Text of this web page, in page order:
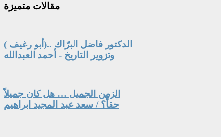
مقالات متميزة
الدكتور فاضل البرّاك ..(أبو رغيف )
وتزوير التاريخ - أحمد العبدالله
الزمن الجميل … هل كان جميلاً
حقاً؟ / سعد عبد المجيد ابراهيم